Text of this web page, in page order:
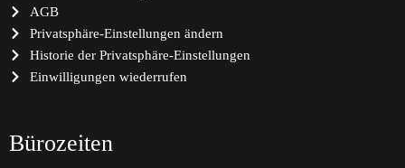
AGB
Privatsphäre-Einstellungen ändern
Historie der Privatsphäre-Einstellungen
Einwilligungen wiederrufen
Bürozeiten